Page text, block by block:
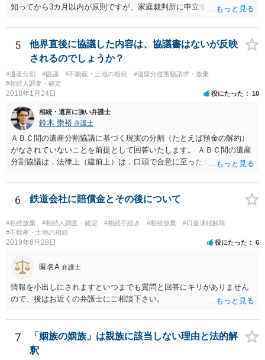
知ってから3カ月以内が原則ですが、家庭裁判所に申立すれば3カ月の
放棄するかどうか決めることができます。 銀行やサラ金が数年も放置
することはありませんので、数年後に借金が発見される可能性はほぼ
ありません。 なお、私が扱った相続放棄を検討していた案件で、期間
伸長して調査したところ、サラ金に対する過払金など相当な財産が見
つかったため相続したという事例がありました。
5
他界直後に協議した内容は、協議書はないが反映
されるのでしょうか？
#遺産分割 #協議 #不動産・土地の相続
#遺留分侵害額請求・放棄
#相続人調査・確定
2018年1月24日 役にたった 10
相続・遺言に強い弁護士
鈴木 崇裕 弁護士
ＡＢＣ間の遺産分割協議に基づく現実の分割（たとえば預金の解約）
がなされていないことを前提として回答いたします。 ＡＢＣ間の遺産
分割協議は，法律上（建前上）は，口頭で合意に至ったものであって
ん。 また，不動産の名義を移転するためには，遺産分割協議書への署
名捺印を得る必要があります。 したがって，残念ながら，「ＡＢＣ間
の遺産分割協議が有効に成立している」という前提に基づく主張は困
難と思われます。 「ＡＢＣ間の遺産分割協議は未了のまま，ＡとＢが
死亡し，二次相続が発生した」という前提に基づいて協議を進める必
要があります。 もちろん，Ｃの立場としては，ＡＢＣ間の遺産分割協
人は応じない姿勢を示していることから，実現は困難だと思います。
しどころ）としては，譲歩することを甘受しなければならないかもし
れません。
6 鉄道会社に賠償金とその後について
#相続放棄 #相続人調査・確定 #相続手続き #相続放棄
#口座凍結解除
#不動産・土地の相続
2019年6月28日 役にたった 6
匿名A 弁護士
情報を小出しにされますといつまでも質問と回答にキリがありません
ので、後はお近くの弁護士にご相談下さい。
7
「姻族の姻族」は親族に該当しない理由と法的解
釈